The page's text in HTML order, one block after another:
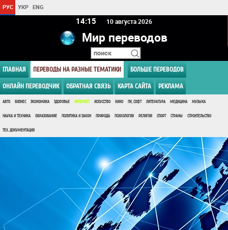
РУС УКР ENG
14 15 10 августа 2026
Мир переводов
ГЛАВНАЯ ПЕРЕВОДЫ НА РАЗНЫЕ ТЕМАТИКИ БОЛЬШЕ ПЕРЕВОДОВ
ОНЛАЙН ПЕРЕВОДЧИК ОБРАТНАЯ СВЯЗЬ КАРТА САЙТА РЕКЛАМА
АВТО БИЗНЕС ЭКОНОМИКА ЗДОРОВЬЕ ИНТЕРНЕТ ИСКУССТВО КИНО ПК, СОФТ ЛИТЕРАТУРА МЕДИЦИНА МУЗЫКА
НАУКА И ТЕХНИКА ОБРАЗОВАНИЕ ПОЛИТИКА И ЗАКОН ПРИРОДА ПСИХОЛОГИЯ РЕЛИГИЯ СПОРТ СТРАНЫ СТРОИТЕЛЬСТВО
ТЕХ. ДОКУМЕНТАЦИЯ